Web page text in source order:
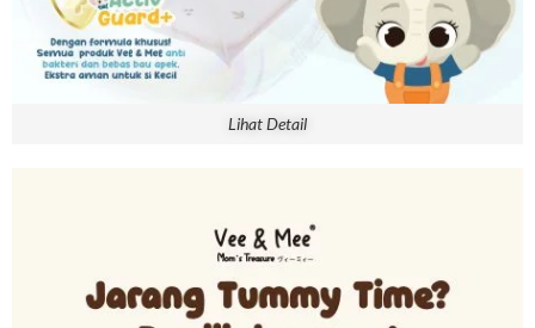
Lihat Detail